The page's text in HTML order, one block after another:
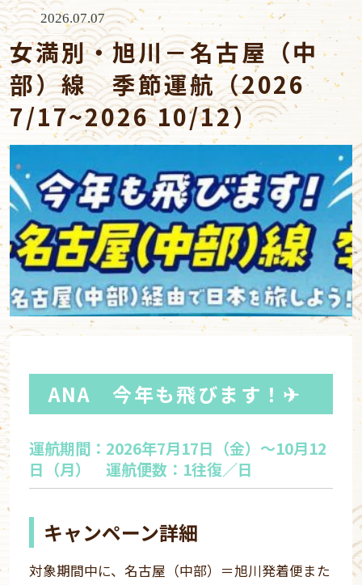
2026.07.07
女満別・旭川－名古屋（中
部）線 季節運航（2026
7/17~2026 10/12）
ANA 今年も飛びます！✈
運航期間：2026年7月17日（金）〜10月12
日（月） 運航便数：1往復／日
キャンペーン詳細
対象期間中に、名古屋（中部）＝旭川発着便また